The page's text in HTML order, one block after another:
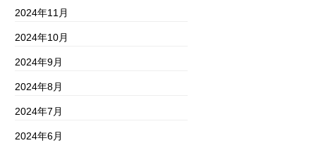
2024年11月
2024年10月
2024年9月
2024年8月
2024年7月
2024年6月